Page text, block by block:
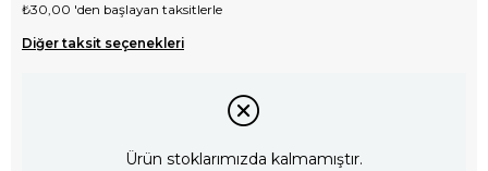
₺30,00 'den başlayan taksitlerle
Diğer taksit seçenekleri
Ürün stoklarımızda kalmamıştır.